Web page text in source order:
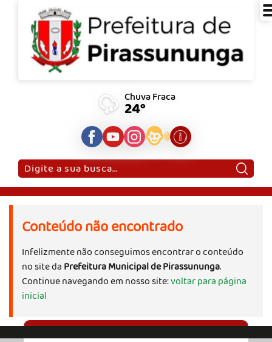
Chuva Fraca
24°
Pesquisar:
Conteúdo não encontrado
Infelizmente não conseguimos encontrar o conteúdo
no site da Prefeitura Municipal de Pirassununga.
Continue navegando em nosso site:voltar para página
inicial